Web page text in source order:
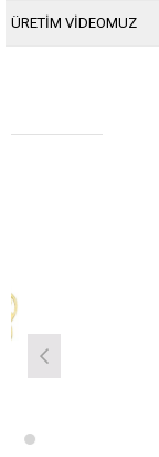
ÜRETİM VİDEOMUZ